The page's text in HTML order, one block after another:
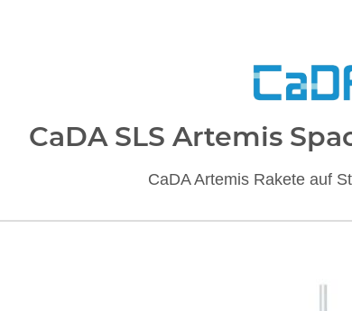
CaDA SLS Artemis
CaDA Artemis Rakete auf